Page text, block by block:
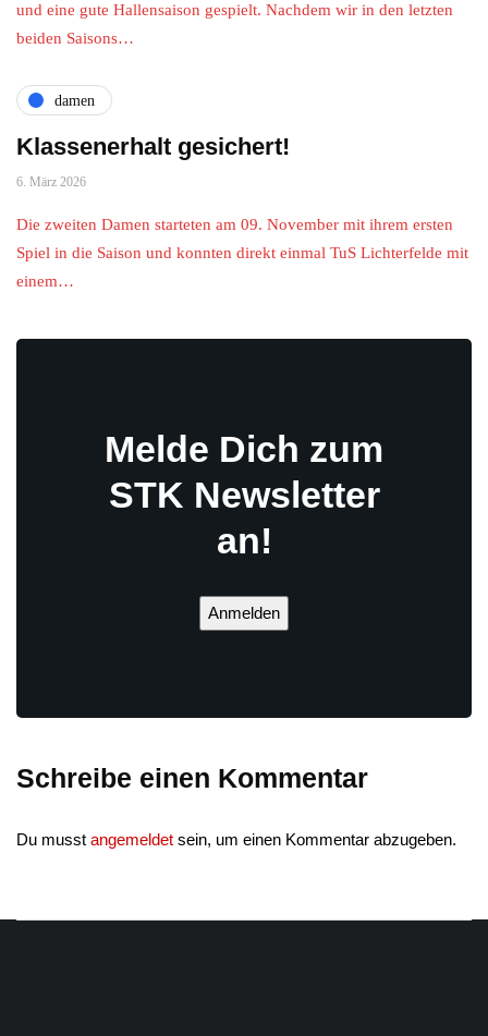
und eine gute Hallensaison gespielt. Nachdem wir in den letzten
beiden Saisons…
damen
Klassenerhalt gesichert!
6. März 2026
Die zweiten Damen starteten am 09. November mit ihrem ersten
Spiel in die Saison und konnten direkt einmal TuS Lichterfelde mit
einem…
Melde Dich zum
STK Newsletter
an!
Anmelden
Schreibe einen Kommentar
Du musst angemeldet sein, um einen Kommentar abzugeben.